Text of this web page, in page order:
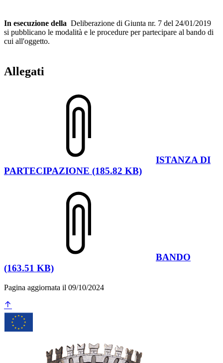
In esecuzione della Deliberazione di Giunta nr. 7 del 24/01/2019
si pubblicano le modalità e le procedure per partecipare al bando di
cui all'oggetto.
Allegati
ISTANZA DI
PARTECIPAZIONE (185.82 KB)
BANDO
(163.51 KB)
Pagina aggiornata il 09/10/2024